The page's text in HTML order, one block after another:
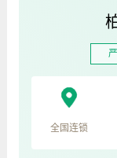
全国连锁